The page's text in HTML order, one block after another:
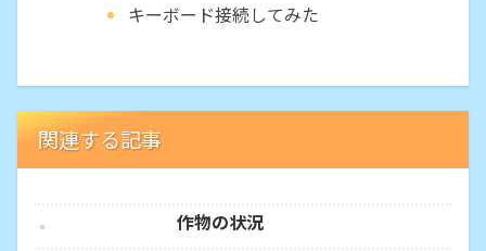
キーボード接続してみた
関連する記事
作物の状況